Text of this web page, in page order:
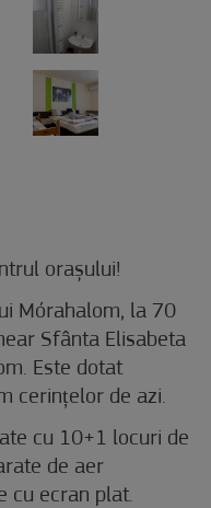
orașului!
Mórahalom, la 70
Sfânta Elisabeta
Este dotat
cerințelor de azi.
cu 10+1 locuri de
de aer
cu ecran plat.